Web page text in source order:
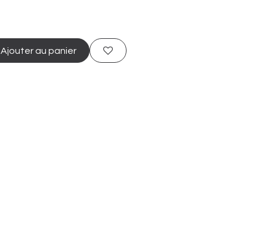
Ajouter au panier